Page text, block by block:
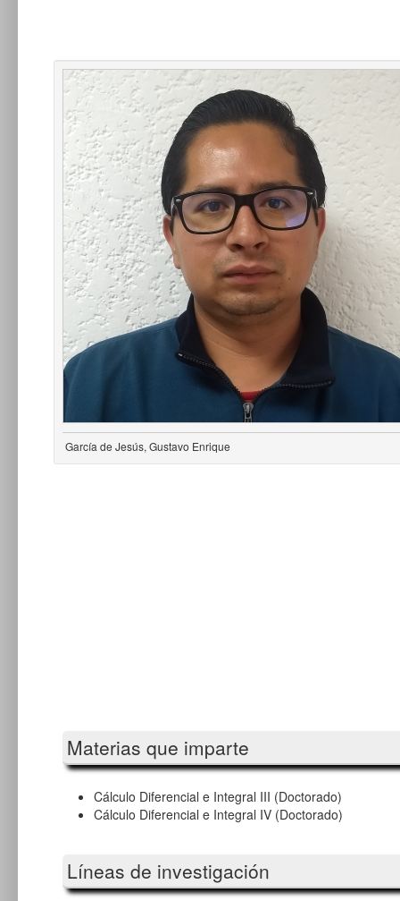
García de Jesús, Gustavo Enrique
Materias que imparte
Cálculo Diferencial e Integral III (Doctorado)
Cálculo Diferencial e Integral IV (Doctorado)
Líneas de investigación